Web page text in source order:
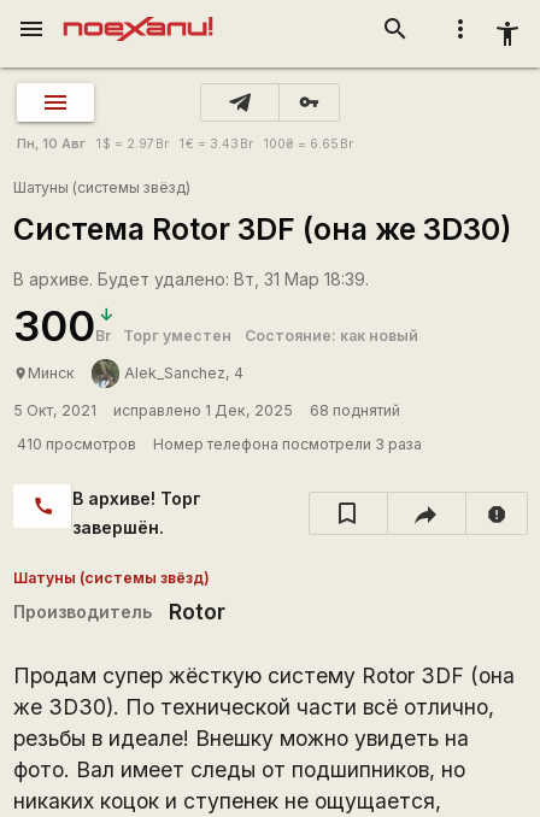
more_vert accessibility_new
search
menu
vpn_key
Пн, 10 Авг 1 $ = 2.97 Br 1€ = 3.43 Br 100₴ = 6.65 Br
Шатуны (системы звёзд)
Система Rotor 3DF (она же 3D30)
В архиве. Будет удалено: Вт, 31 Мар 18:39.
300Br Торг уместен Состояние: как новый
place Минск Alek_Sanchez, 4
5 Окт, 2021 исправлено 1 Дек, 2025
68 поднятий
410 просмотров
Номер телефона посмотрели 3 раза
call
В архиве! Торг
завершён.
report
Шатуны (системы звёзд)
Производитель Rotor
Продам супер жёсткую систему Rotor 3DF (она
же 3D30). По технической части всё отлично,
резьбы в идеале! Внешку можно увидеть на
фото. Вал имеет следы от подшипников, но
никаких коцок и ступенек не ощущается,